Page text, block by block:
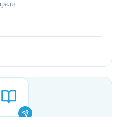
відео - YouTube, TikTok,